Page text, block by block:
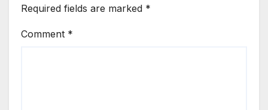
Required fields are marked *
Comment *